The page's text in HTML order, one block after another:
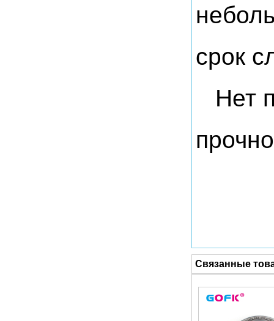
срок
Нет
Связанные